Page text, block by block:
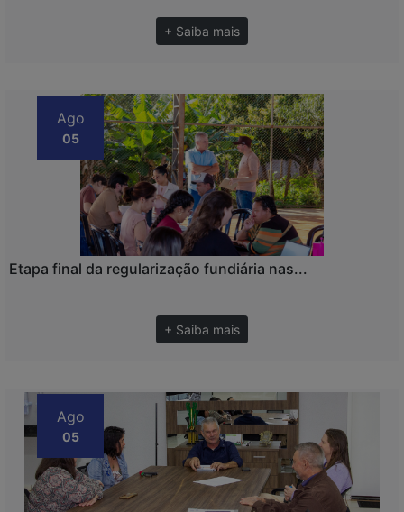
+ Saiba mais
Ago
05
Etapa final da regularização fundiária nas...
+ Saiba mais
Ago
05